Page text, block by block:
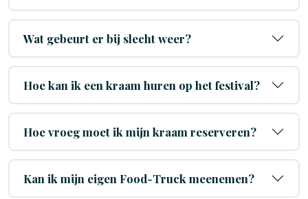
Wat gebeurt er bij slecht weer?
Hoe kan ik een kraam huren op het festival?
Hoe vroeg moet ik mijn kraam reserveren?
Kan ik mijn eigen Food-Truck meenemen?